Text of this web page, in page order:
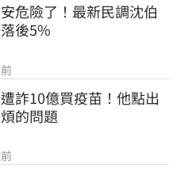
危險了！最新民調沈伯
後5%
詐10億買疫苗！他點出
的問題